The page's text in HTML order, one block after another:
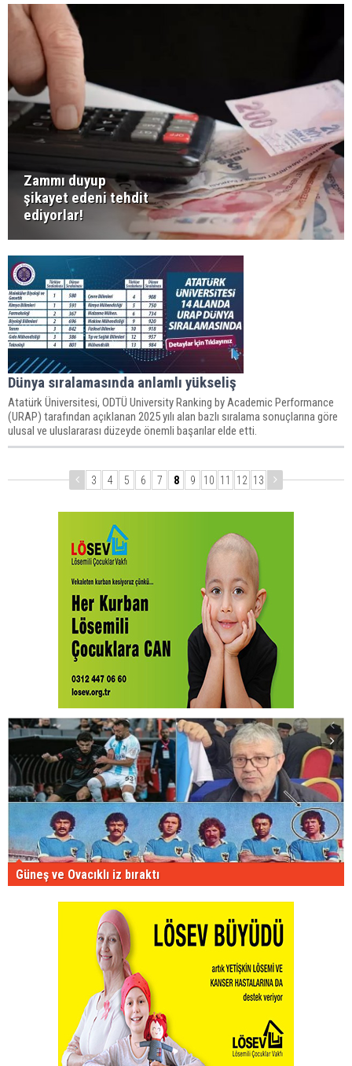
Zammı duyup
şikayet edeni tehdit
ediyorlar!
Dünya sıralamasında anlamlı yükseliş
Atatürk Üniversitesi, ODTÜ University Ranking by Academic Performance
(URAP) tarafından açıklanan 2025 yılı alan bazlı sıralama sonuçlarına göre
ulusal ve uluslararası düzeyde önemli başarılar elde etti.
3 4 5 6 7 8 9 10 11 12 13
Güneş ve Ovacıklı iz bıraktı